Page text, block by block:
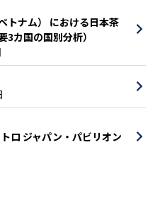
トナム） における日本茶
カ国の国別分析）
ロ ジャパン・パビリオン